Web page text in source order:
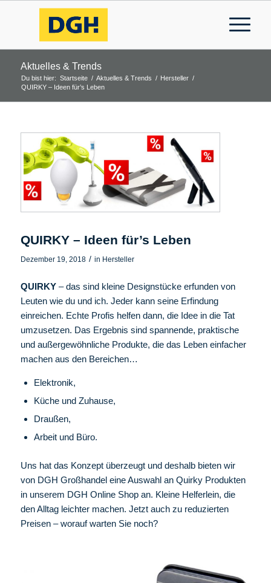
Aktuelles & Trends
Du bist hier: Startseite / Aktuelles & Trends / Hersteller /
QUIRKY – Ideen für’s Leben
QUIRKY – Ideen für’s Leben
Dezember 19, 2018 / in Hersteller
QUIRKY– das sind kleine Designstücke erfunden von
Leuten wie du und ich. Jeder kann seine Erfindung
einreichen. Echte Profis helfen dann, die Idee in die Tat
umzusetzen. Das Ergebnis sind spannende, praktische
und außergewöhnliche Produkte, die das Leben einfacher
machen aus den Bereichen…
Elektronik,
Küche und Zuhause,
Draußen,
Arbeit und Büro.
Uns hat das Konzept überzeugt und deshalb bieten wir
von DGH Großhandel eine Auswahl an Quirky Produkten
in unserem DGH Online Shop an. Kleine Helferlein, die
den Alltag leichter machen. Jetzt auch zu reduzierten
Preisen – worauf warten Sie noch?